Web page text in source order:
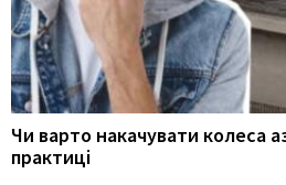
Чи варто накачувати колеса
практиці